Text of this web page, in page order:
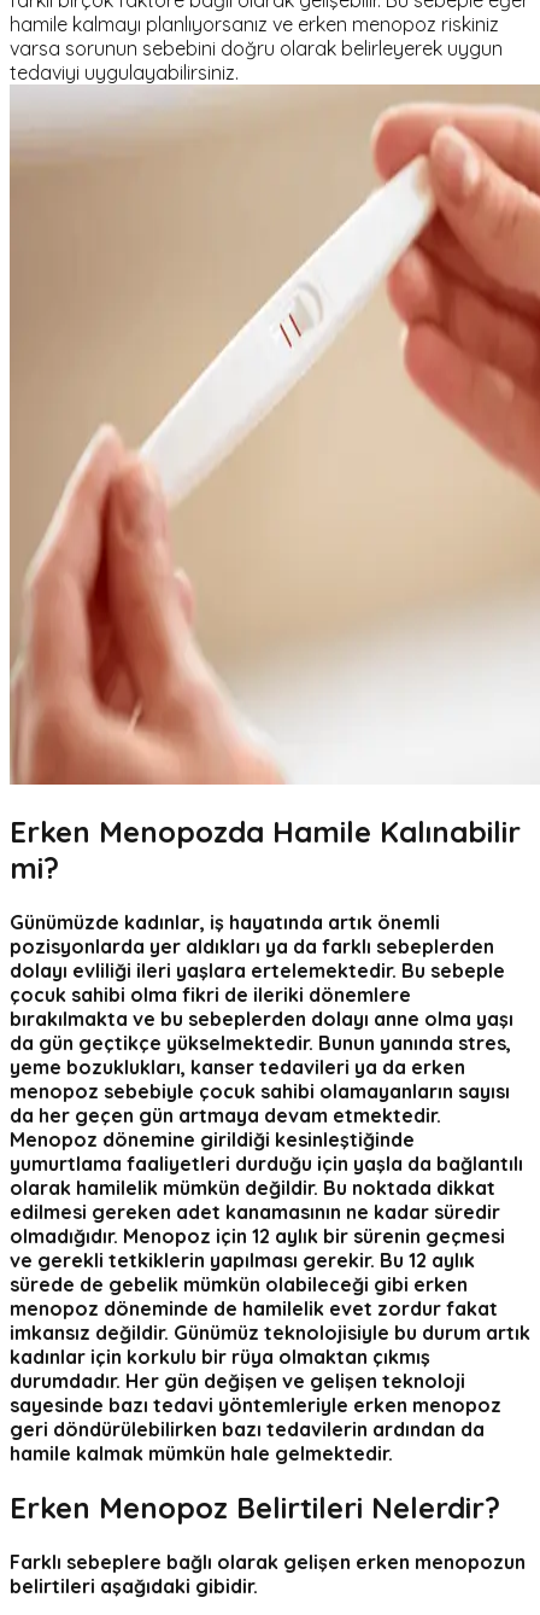
hamile kalmayı planlıyorsanız ve erken menopoz riskiniz
varsa sorunun sebebini doğru olarak belirleyerek uygun
tedaviyi uygulayabilirsiniz.
Erken Menopozda Hamile Kalınabilir
mi?
Günümüzde kadınlar, iş hayatında artık önemli
pozisyonlarda yer aldıkları ya da farklı sebeplerden
dolayı evliliği ileri yaşlara ertelemektedir. Bu sebeple
çocuk sahibi olma fikri de ileriki dönemlere
bırakılmakta ve bu sebeplerden dolayı anne olma yaşı
da gün geçtikçe yükselmektedir. Bunun yanında stres,
yeme bozuklukları, kanser tedavileri ya da erken
menopoz sebebiyle çocuk sahibi olamayanların sayısı
da her geçen gün artmaya devam etmektedir.
Menopoz dönemine girildiği kesinleştiğinde
yumurtlama faaliyetleri durduğu için yaşla da bağlantılı
olarak hamilelik mümkün değildir. Bu noktada dikkat
edilmesi gereken adet kanamasının ne kadar süredir
olmadığıdır. Menopoz için 12 aylık bir sürenin geçmesi
ve gerekli tetkiklerin yapılması gerekir. Bu 12 aylık
sürede de gebelik mümkün olabileceği gibi erken
menopoz döneminde de hamilelik evet zordur fakat
imkansız değildir. Günümüz teknolojisiyle bu durum artık
kadınlar için korkulu bir rüya olmaktan çıkmış
durumdadır. Her gün değişen ve gelişen teknoloji
sayesinde bazı tedavi yöntemleriyle erken menopoz
geri döndürülebilirken bazı tedavilerin ardından da
hamile kalmak mümkün hale gelmektedir.
Erken Menopoz Belirtileri Nelerdir?
Farklı sebeplere bağlı olarak gelişen erken menopozun
belirtileri aşağıdaki gibidir.